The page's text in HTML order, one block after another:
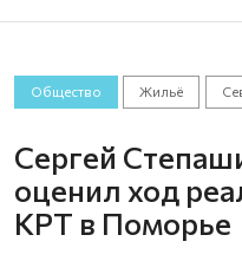
Общество Жильё
Сергей
оценил ход
КРТ в Поморье